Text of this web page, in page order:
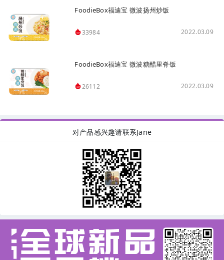
FoodieBox福迪宝 微波扬州炒饭
33984 2022.03.09
FoodieBox福迪宝 微波糖醋里脊饭
26112 2022.03.09
对产品感兴趣请联系Jane